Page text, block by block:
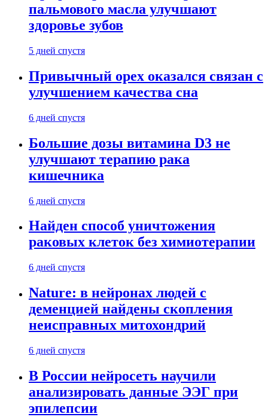
пальмового масла улучшают
здоровье зубов
5 дней спустя
Привычный орех оказался связан с
улучшением качества сна
6 дней спустя
Большие дозы витамина D3 не
улучшают терапию рака
кишечника
6 дней спустя
Найден способ уничтожения
раковых клеток без химиотерапии
6 дней спустя
Nature: в нейронах людей с
деменцией найдены скопления
неисправных митохондрий
6 дней спустя
В России нейросеть научили
анализировать данные ЭЭГ при
эпилепсии